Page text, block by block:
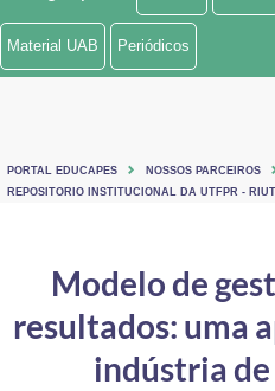
Ministério de Minas e Energia
Ministério do Turismo
Controladoria-Geral da União
Ministério da Mulher, da Família e dos
Material UAB Periódicos
PORTAL EDUCAPES
NOSSOS PARCEIROS
REPOSITORIO INSTITUCIONAL DA UTFPR - RIUT
Modelo de
resultados: uma
indústria